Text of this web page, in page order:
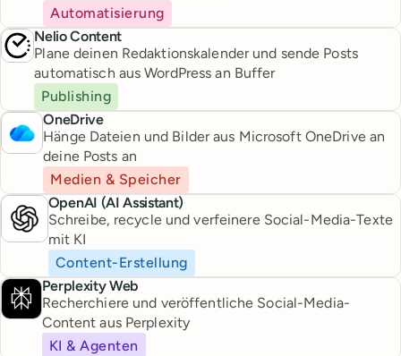
Automatisierung
Nelio Content
Plane deinen Redaktionskalender und sende Posts
automatisch aus WordPress an Buffer
Publishing
OneDrive
Hänge Dateien und Bilder aus Microsoft OneDrive an
deine Posts an
Medien & Speicher
OpenAI (AI Assistant)
Schreibe, recycle und verfeinere Social-Media-Texte
mit KI
Content-Erstellung
Perplexity Web
Recherchiere und veröffentliche Social-Media-
Content aus Perplexity
KI & Agenten